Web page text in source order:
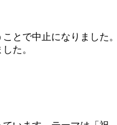
とで中止になりました
た。